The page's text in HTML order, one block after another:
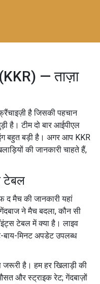
(KKR) — ताज़ा
है जिसकी पहचान
है। टीम दो बार आईपीएल
बहुत बड़ी है। अगर आप KKR
की जानकारी चाहते हैं,
टेबल
मैच की जानकारी यहां
ने मैच बदला, कौन सी
टेबल में क्या है। लाइव
बाय-मिनट अपडेट उपलब्ध
जरूरी है। हम हर खिलाड़ी की
और स्ट्राइक रेट; गेंदबाज़ों